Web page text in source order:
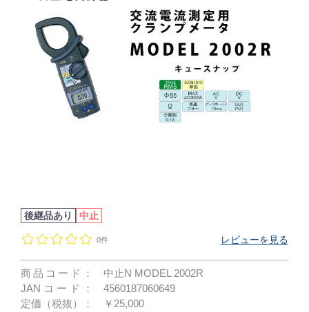
後継品あり 中止
0件 レビューを見る
商品コード：
中止N MODEL 2002R
JANコード：
4560187060649
定価（税抜）：
￥25,000